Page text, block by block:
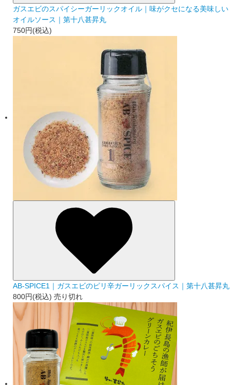
ガスエビのスパイシーガーリックオイル｜味がクセになる美味しい
オイルソース｜第十八甚昇丸
750円(税込)
AB-SPICE1｜ガスエビのピリ辛ガーリックスパイス｜第十八甚昇丸
800円(税込) 売り切れ